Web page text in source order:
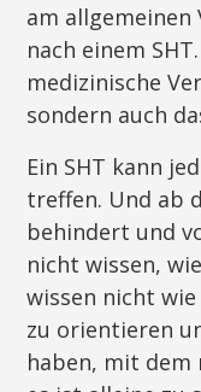
am
nach einem
medizinische
sondern auch
Ein SHT kann
treffen. Und ab
behindert und
nicht wissen,
wissen nicht
zu orientieren
haben, mit dem